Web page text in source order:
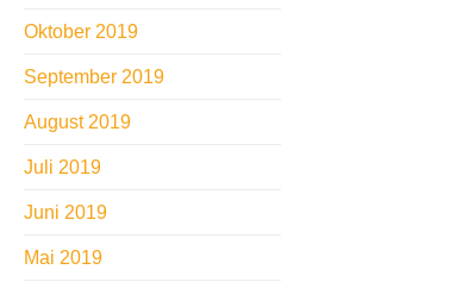
Oktober 2019
September 2019
August 2019
Juli 2019
Juni 2019
Mai 2019